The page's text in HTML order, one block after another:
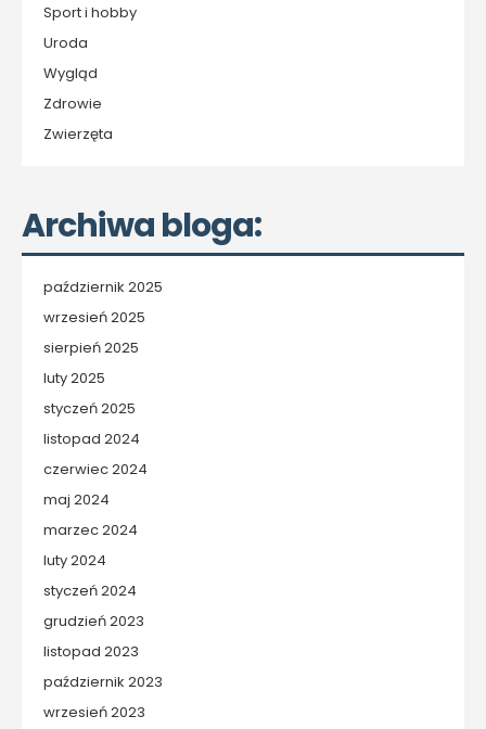
Sport i hobby
Uroda
Wygląd
Zdrowie
Zwierzęta
Archiwa bloga:
październik 2025
wrzesień 2025
sierpień 2025
luty 2025
styczeń 2025
listopad 2024
czerwiec 2024
maj 2024
marzec 2024
luty 2024
styczeń 2024
grudzień 2023
listopad 2023
październik 2023
wrzesień 2023